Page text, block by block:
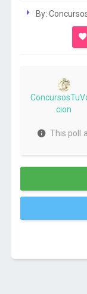
By:
cion
This poll